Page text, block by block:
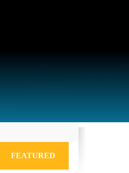
FEATURED